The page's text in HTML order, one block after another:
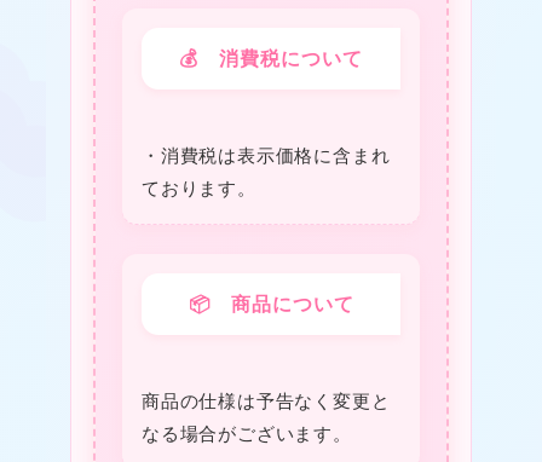
💰 消費税について
・消費税は表⽰価格に含まれ
ております。
📦 商品について
商品の仕様は予告なく変更と
なる場合がございます。
★